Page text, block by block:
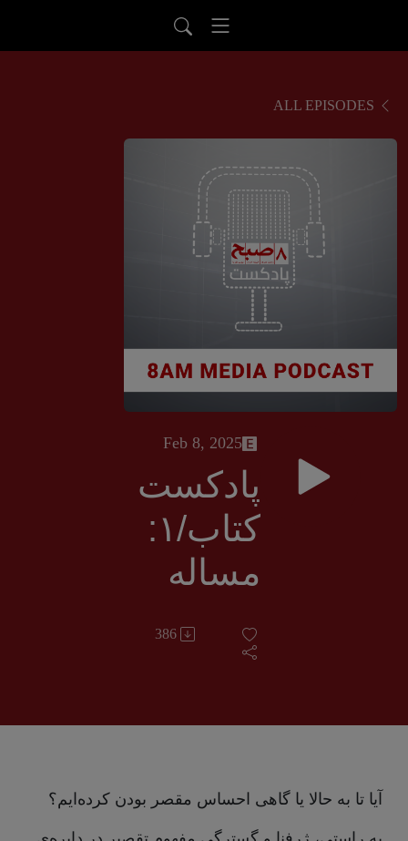
Feb 8, 2025
پادکست
کتاب/۱:
مساله
تقصیر و
کارل
386
آیا تا به حالا یا گاهی احساس مقصر بودن کرده‌ایم؟